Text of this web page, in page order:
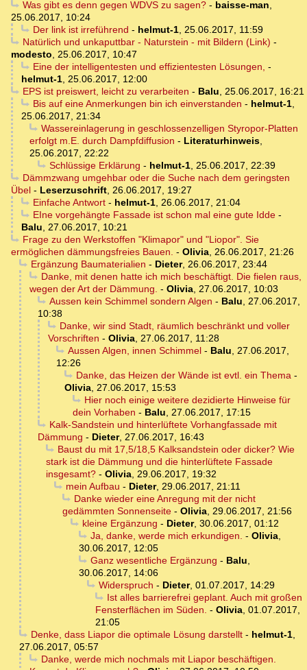
Was gibt es denn gegen WDVS zu sagen?- baisse-man,
25.06.2017, 10:24
Der link ist irreführend - helmut-1, 25.06.2017, 11:59
Natürlich und unkaputtbar - Naturstein - mit Bildern (Link) -
modesto, 25.06.2017, 10:47
Eine der intelligentesten und effizientesten Lösungen, -
helmut-1, 25.06.2017, 12:00
EPS ist preiswert, leicht zu verarbeiten - Balu, 25.06.2017, 16:21
Bis auf eine Anmerkungen bin ich einverstanden - helmut-1,
25.06.2017, 21:34
Wassereinlagerung in geschlossenzelligen Styropor-Platten
erfolgt m.E. durch Dampfdiffusion - Literaturhinweis,
25.06.2017, 22:22
Schlüssige Erklärung - helmut-1, 25.06.2017, 22:39
Dämmzwang umgehbar oder die Suche nach dem geringsten
Übel - Leserzuschrift, 26.06.2017, 19:27
Einfache Antwort- helmut-1, 26.06.2017, 21:04
EIne vorgehängte Fassade ist schon mal eine gute Idde-
Balu, 27.06.2017, 10:21
Frage zu den Werkstoffen "Klimapor" und "Liopor". Sie
ermöglichen dämmungsfreies Bauen. - Olivia, 26.06.2017, 21:26
Ergänzung Baumaterialien - Dieter, 26.06.2017, 23:44
Danke, mit denen hatte ich mich beschäftigt. Die fielen raus,
wegen der Art der Dämmung. - Olivia, 27.06.2017, 10:03
Aussen kein Schimmel sondern Algen - Balu, 27.06.2017,
10:38
Danke, wir sind Stadt, räumlich beschränkt und voller
Vorschriften - Olivia, 27.06.2017, 11:28
Aussen Algen, innen Schimmel- Balu, 27.06.2017,
12:26
Danke, das Heizen der Wände ist evtl. ein Thema-
Olivia, 27.06.2017, 15:53
Hier noch einige weitere dezidierte Hinweise für
dein Vorhaben - Balu, 27.06.2017, 17:15
Kalk-Sandstein und hinterlüftete Vorhangfassade mit
Dämmung - Dieter, 27.06.2017, 16:43
Baust du mit 17,5/18,5 Kalksandstein oder dicker? Wie
stark ist die Dämmung und die hinterlüftete Fassade
insgesamt? - Olivia, 29.06.2017, 19:32
mein Aufbau - Dieter, 29.06.2017, 21:11
Danke wieder eine Anregung mit der nicht
gedämmten Sonnenseite - Olivia, 29.06.2017, 21:56
kleine Ergänzung - Dieter, 30.06.2017, 01:12
Ja, danke, werde mich erkundigen. - Olivia,
30.06.2017, 12:05
Ganz wesentliche Ergänzung - Balu,
30.06.2017, 14:06
Widerspruch - Dieter, 01.07.2017, 14:29
Ist alles barrierefrei geplant. Auch mit großen
Fensterflächen im Süden. - Olivia, 01.07.2017,
21:05
Denke, dass Liapor die optimale Lösung darstellt- helmut-1,
27.06.2017, 05:57
Danke, werde mich nochmals mit Liapor beschäftigen.